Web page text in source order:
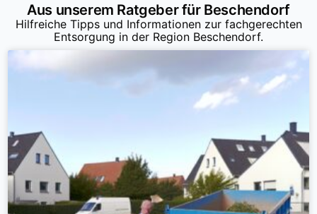
Aus unserem Ratgeber für Beschendorf
Hilfreiche Tipps und Informationen zur fachgerechten
Entsorgung in der Region Beschendorf.